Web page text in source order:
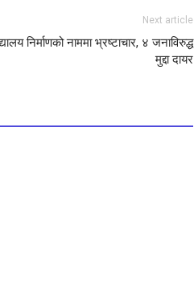
Next article
निर्माणको नाममा भ्रष्टाचार, ४ जनाविरुद्ध
मुद्दा दायर